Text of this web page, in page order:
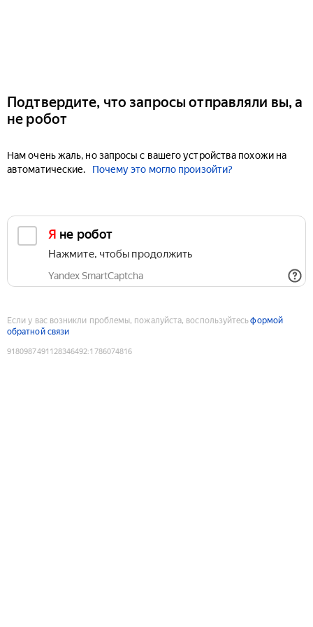
Подтвердите, что запросы отправляли вы, а
не робот
Нам очень жаль, но запросы с вашего устройства похожи на
автоматические.
Почему это могло произойти?
Я не робот
Нажмите, чтобы продолжить
Yandex SmartCaptcha
Если у вас возникли проблемы, пожалуйста, воспользуйтесьформой
обратной связи
9180987491128346492:1786074816